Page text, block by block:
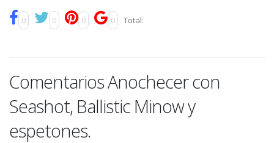
0 0 0 0 Total:
Comentarios Anochecer con
Seashot, Ballistic Minow y
espetones.